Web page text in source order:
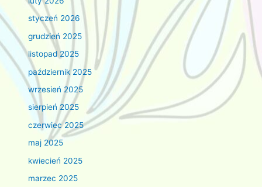
styczeń 2026
grudzień 2025
listopad 2025
październik 2025
wrzesień 2025
sierpień 2025
czerwiec 2025
maj 2025
kwiecień 2025
marzec 2025